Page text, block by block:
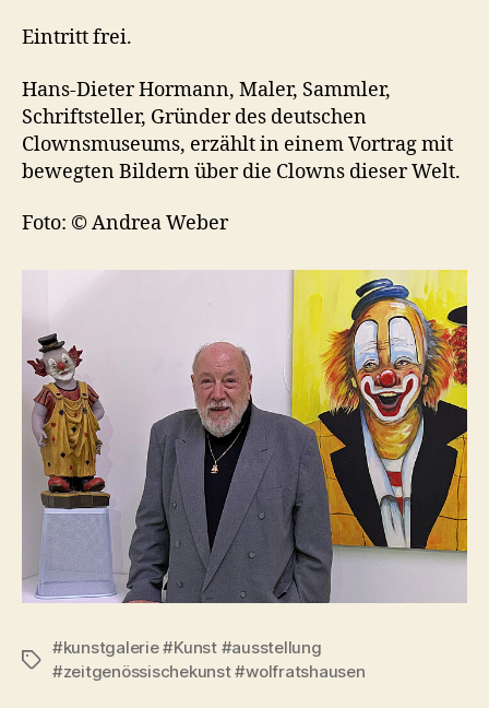
Eintritt frei.
Hans-Dieter Hormann, Maler, Sammler,
Schriftsteller, Gründer des deutschen
Clownsmuseums, erzählt in einem Vortrag mit
bewegten Bildern über die Clowns dieser Welt.
Foto: © Andrea Weber
Schlagwörter
#kunstgalerie #Kunst #ausstellung
#zeitgenössischekunst #wolfratshausen